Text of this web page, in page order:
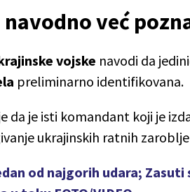
već
vojske navodi da
preliminarno identifikovana.
da je isti komandant koji je
ukrajinskih ratnih
od najgorih udara;